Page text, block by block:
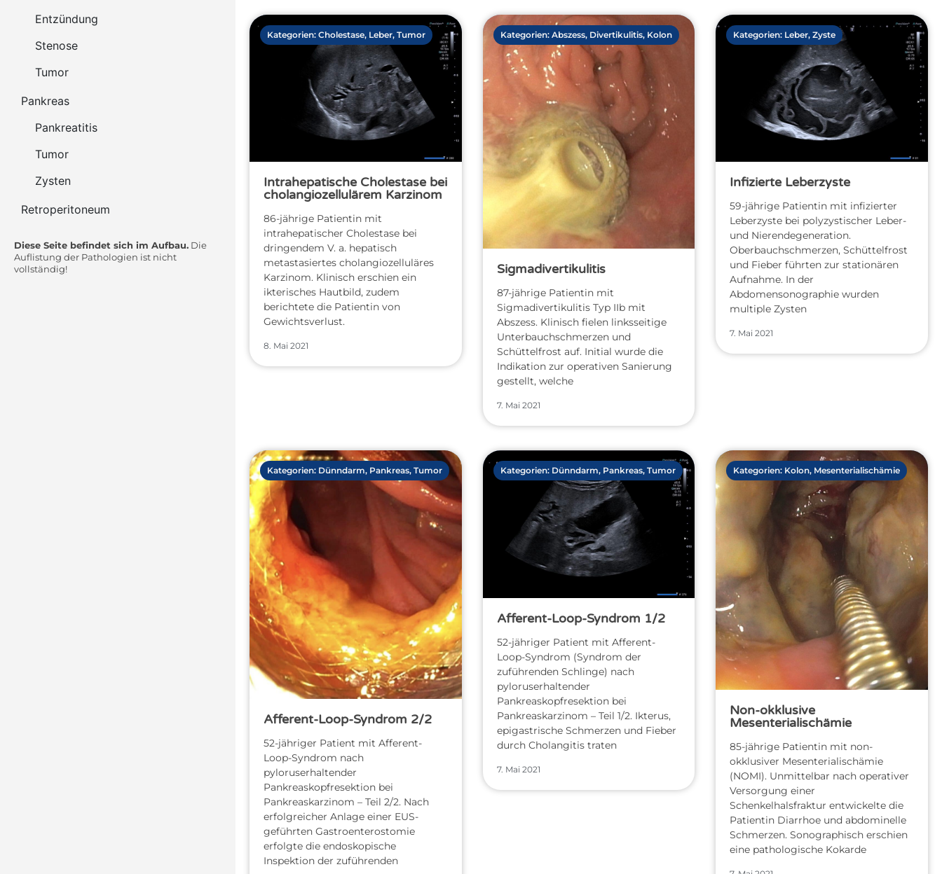
Entzündung
Stenose
Tumor
Pankreas
Pankreatitis
Tumor
Zysten
Retroperitoneum
Diese Seite befindet sich im Aufbau. Die
Auflistung der Pathologien ist nicht
vollständig!
Kategorien: Cholestase, Leber, Tumor
Intrahepatische Cholestase bei
cholangiozellulärem Karzinom
86-jährige Patientin mit
intrahepatischer Cholestase bei
dringendem V. a. hepatisch
metastasiertes cholangiozelluläres
Karzinom. Klinisch erschien ein
ikterisches Hautbild, zudem
berichtete die Patientin von
Gewichtsverlust.
8. Mai 2021
Kategorien: Abszess, Divertikulitis, Kolon
Sigmadivertikulitis
87-jährige Patientin mit
Sigmadivertikulitis Typ IIb mit
Abszess. Klinisch fielen linksseitige
Unterbauchschmerzen und
Schüttelfrost auf. Initial wurde die
Indikation zur operativen Sanierung
gestellt, welche
7. Mai 2021
Kategorien: Leber,Zyste
Infizierte Leberzyste
59-jährige Patientin mit infizierter
Leberzyste bei polyzystischer Leber-
und Nierendegeneration.
Oberbauchschmerzen, Schüttelfrost
und Fieber führten zur stationären
Aufnahme. In der
Abdomensonographie wurden
multiple Zysten
7. Mai 2021
Kategorien: Dünndarm, Pankreas, Tumor
Afferent-Loop-Syndrom 2/2
52-jähriger Patient mit Afferent-
Loop-Syndrom nach
pyloruserhaltender
Pankreaskopfresektion bei
Pankreaskarzinom – Teil 2/2. Nach
erfolgreicher Anlage einer EUS-
geführten Gastroenterostomie
erfolgte die endoskopische
Inspektion der zuführenden
Kategorien: Dünndarm, Pankreas, Tumor
Afferent-Loop-Syndrom 1/2
52-jähriger Patient mit Afferent-
Loop-Syndrom (Syndrom der
zuführenden Schlinge) nach
pyloruserhaltender
Pankreaskopfresektion bei
Pankreaskarzinom – Teil 1/2. Ikterus,
epigastrische Schmerzen und Fieber
durch Cholangitis traten
7. Mai 2021
Kategorien: Kolon, Mesenterialischämie
Non-okklusive
Mesenterialischämie
85-jährige Patientin mit non-
okklusiver Mesenterialischämie
(NOMI). Unmittelbar nach operativer
Versorgung einer
Schenkelhalsfraktur entwickelte die
Patientin Diarrhoe und abdominelle
Schmerzen. Sonographisch erschien
eine pathologische Kokarde